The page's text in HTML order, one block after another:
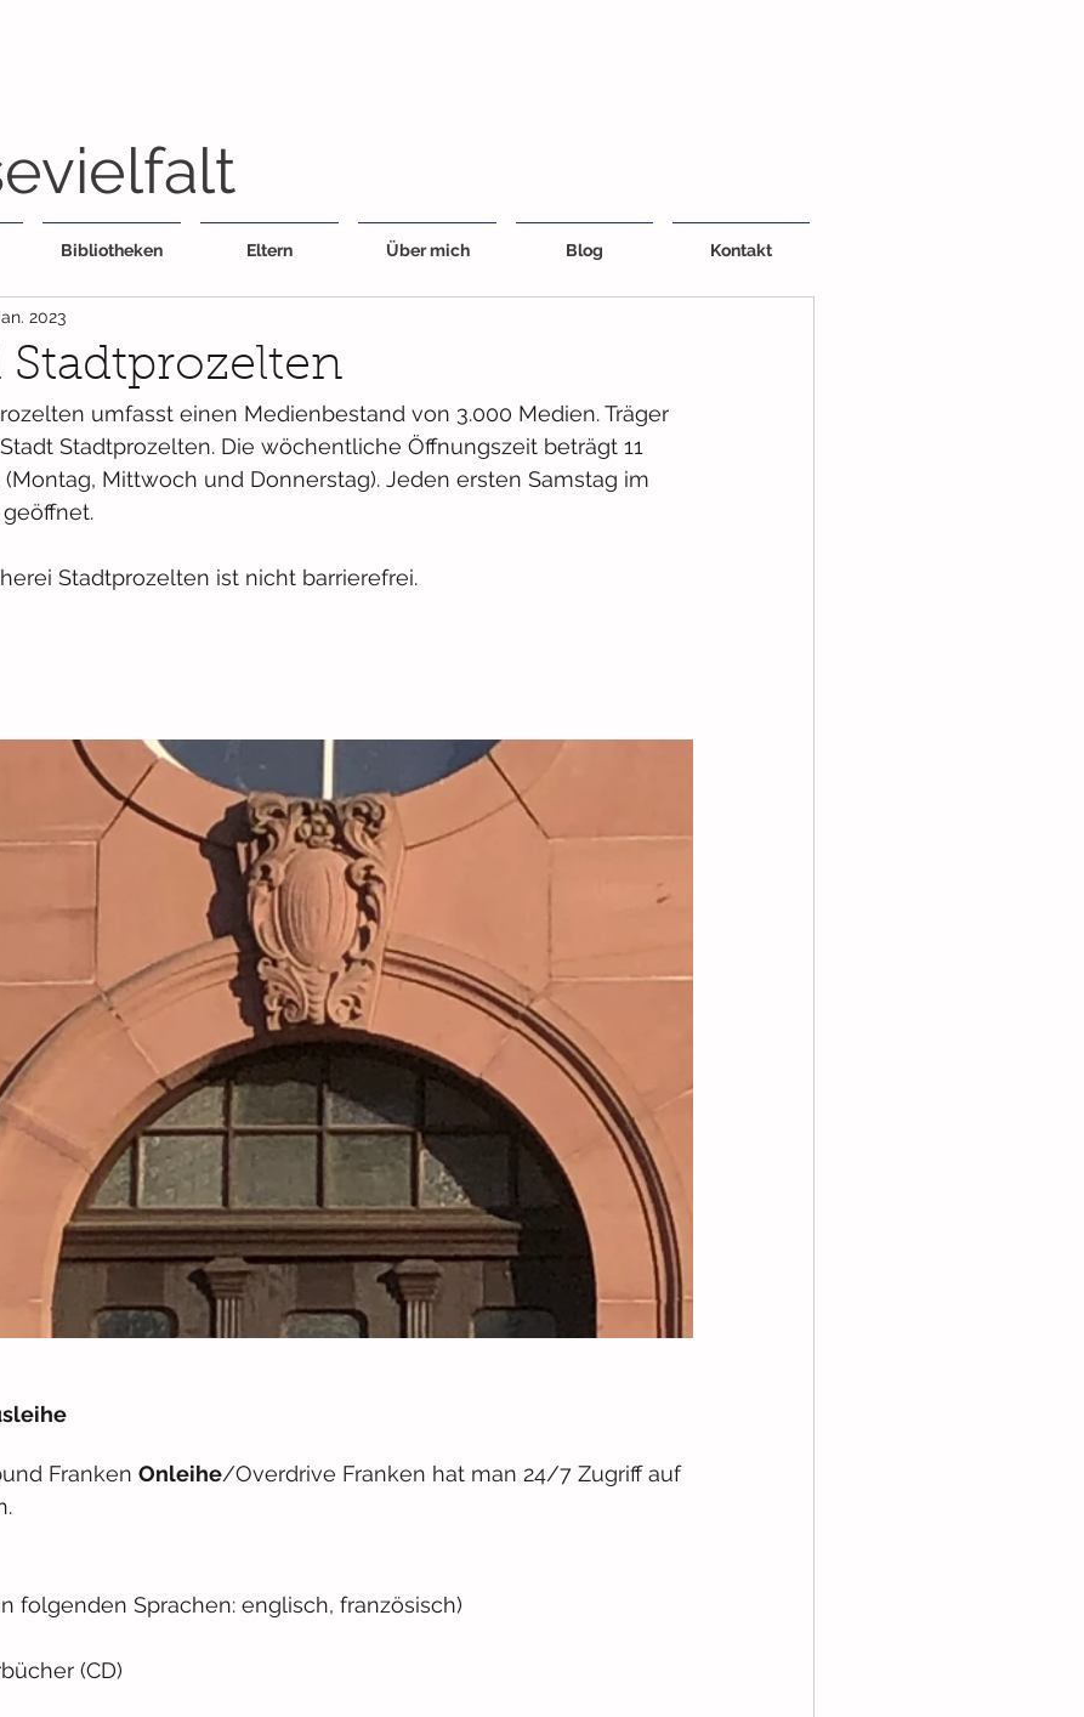
Bibliotheken Eltern Über mich Blog Kontakt
2023
umfasst einen Medienbestand von 3.000 Medien. Träger
Stadtprozelten. Die wöchentliche Öffnungszeit beträgt 11
(Montag, Mittwoch und Donnerstag). Jeden ersten Samstag im
Stadtprozelten ist nicht barrierefrei.
Franken Onleihe/Overdrive Franken hat man 24/7 Zugriff auf
folgenden Sprachen: englisch, französisch)
(CD)